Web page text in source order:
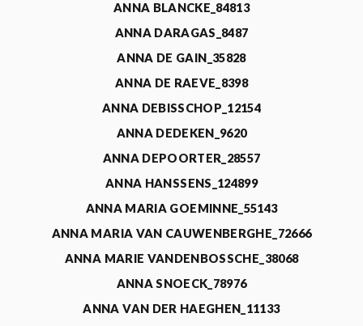
ANNA BLANCKE_84813
ANNA DARAGAS_8487
ANNA DE GAIN_35828
ANNA DE RAEVE_8398
ANNA DEBISSCHOP_12154
ANNA DEDEKEN_9620
ANNA DEPOORTER_28557
ANNA HANSSENS_124899
ANNA MARIA GOEMINNE_55143
ANNA MARIA VAN CAUWENBERGHE_72666
ANNA MARIE VANDENBOSSCHE_38068
ANNA SNOECK_78976
ANNA VAN DER HAEGHEN_11133